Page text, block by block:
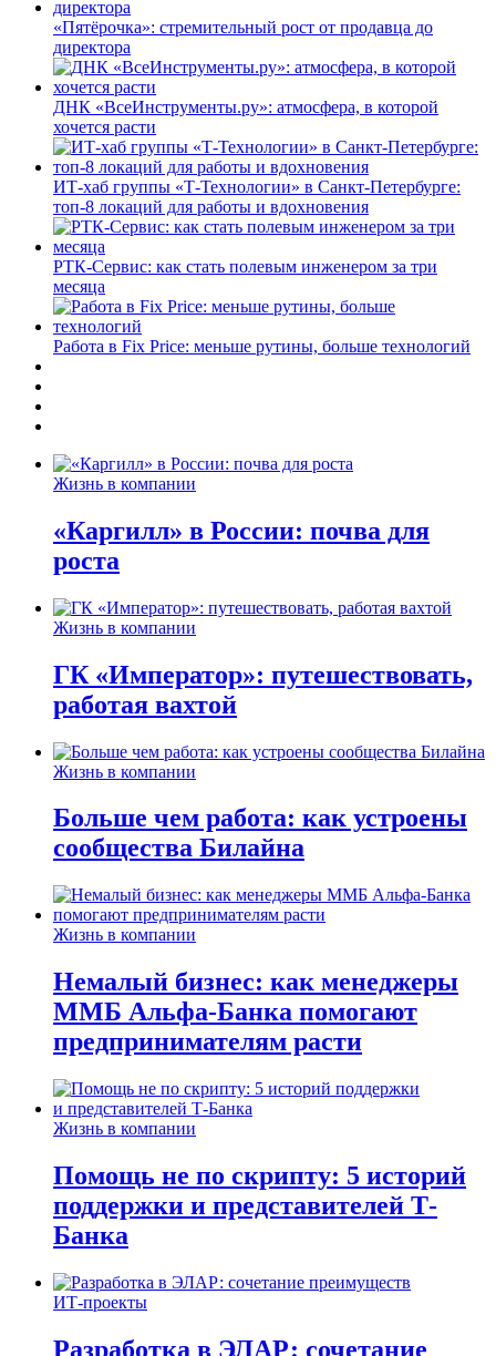
«Пятёрочка»: стремительный рост от продавца до
директора
ДНК «ВсеИнструменты.ру»: атмосфера, в которой
хочется расти
ИТ-хаб группы «Т-Технологии» в Санкт-Петербурге:
топ-8 локаций для работы и вдохновения
РТК-Сервис: как стать полевым инженером за три
месяца
Работа в Fix Price: меньше рутины, больше технологий
Жизнь в компании
«Каргилл» в России: почва для
роста
Жизнь в компании
ГК «Император»: путешествовать,
работая вахтой
Жизнь в компании
Больше чем работа: как устроены
сообщества Билайна
Жизнь в компании
Немалый бизнес: как менеджеры
ММБ Альфа-Банка помогают
предпринимателям расти
Жизнь в компании
Помощь не по скрипту: 5 историй
поддержки и представителей Т-
Банка
ИТ-проекты
Разработка в ЭЛАР: сочетание